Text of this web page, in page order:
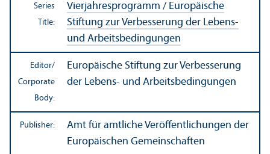
Series
Title:
Vierjahresprogramm / Europäische
Stiftung zur Verbesserung der Lebens-
und Arbeitsbedingungen
Editor/
Corporate
Body:
Europäische Stiftung zur Verbesserung
der Lebens- und Arbeitsbedingungen
Publisher:
Amt für amtliche Veröffentlichungen der
Europäischen Gemeinschaften